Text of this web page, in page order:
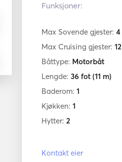
Funksjoner:
Max Sovende gjester: 4
Max Cruising gjester: 12
Båttype: Motorbåt
Lengde: 36 fot (11 m)
Baderom: 1
Kjøkken: 1
Hytter: 2
Kontakt eier